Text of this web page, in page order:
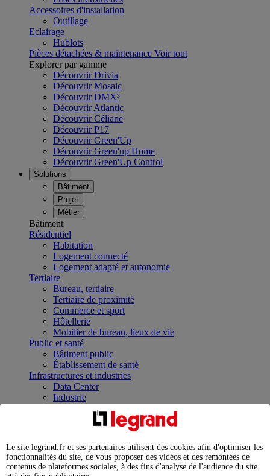
Accessoires d'installation
Outillage
Eclairage
Hublots
Pièces détachées & maintenance Voir tout
Explorer par gamme
Découvrir Drivia
Découvrir Mosaic
Découvrir DMX³
Découvrir Atlantic
Découvrir Céliane
Découvrir P17
Découvrir Green'Up
Découvrir Green'up Home
Découvrir Green'Up Control
Solutions
Bâtiment
Projet
Métier
Bâtiment
Résidentiel
Habitation
Logement connecté
Logement adapté et autonomie
Tertiaire
Bureau, tertiaire
Tertiaire de proximité
Commerce et sport
Hôtellerie
Mobilier de bureau, lieux de vie
Public et santé
Bâtiment public
Établissement de santé
Infrastructures et industries
Data Center
Industrie
Infrastructures
Contrôler et planifier le fonctionnement des appareils
Répartir et optimiser son tableau électrique
Legrand Data Center Solutions : concentrer les
expertises au service de vos performances
Le site legrand.fr et ses partenaires utilisent des cookies afin d'optimiser les
fonctionnalités du site, de vous proposer des vidéos et des remontées de
contenus de plateformes sociales, à des fins d'analyse de l'audience du site